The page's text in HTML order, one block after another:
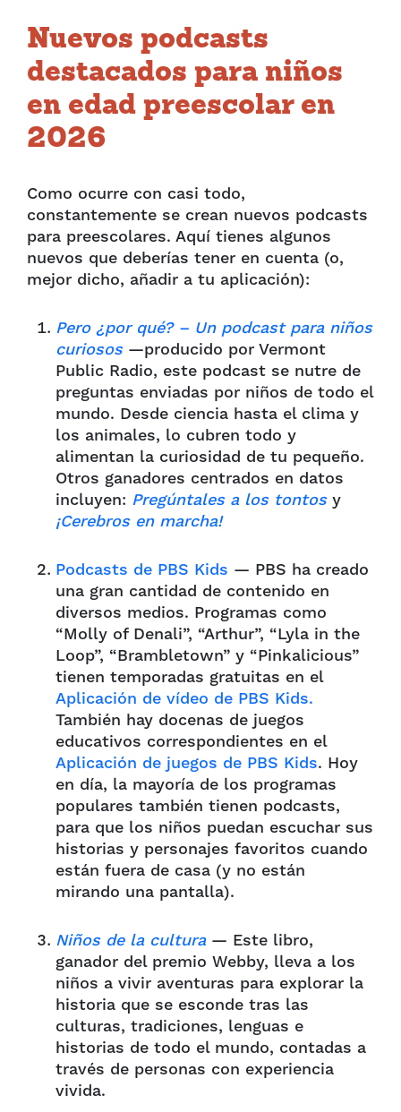
Nuevos podcasts
destacados para niños
en edad preescolar en
2026
Como ocurre con casi todo,
constantemente se crean nuevos podcasts
para preescolares. Aquí tienes algunos
nuevos que deberías tener en cuenta (o,
mejor dicho, añadir a tu aplicación):
Pero ¿por qué? – Un podcast para niños
curiosos—producido por Vermont
Public Radio, este podcast se nutre de
preguntas enviadas por niños de todo el
mundo. Desde ciencia hasta el clima y
los animales, lo cubren todo y
alimentan la curiosidad de tu pequeño.
Otros ganadores centrados en datos
incluyen: Pregúntales a los tontosy
¡Cerebros en marcha!
Podcasts de PBS Kids — PBS ha creado
una gran cantidad de contenido en
diversos medios. Programas como
“Molly of Denali”, “Arthur”, “Lyla in the
Loop”, “Brambletown” y “Pinkalicious”
tienen temporadas gratuitas en el
Aplicación de vídeo de PBS Kids.
También hay docenas de juegos
educativos correspondientes en el
Aplicación de juegos de PBS Kids. Hoy
en día, la mayoría de los programas
populares también tienen podcasts,
para que los niños puedan escuchar sus
historias y personajes favoritos cuando
están fuera de casa (y no están
mirando una pantalla).
Niños de la cultura— Este libro,
ganador del premio Webby, lleva a los
niños a vivir aventuras para explorar la
historia que se esconde tras las
culturas, tradiciones, lenguas e
historias de todo el mundo, contadas a
través de personas con experiencia
vivida.